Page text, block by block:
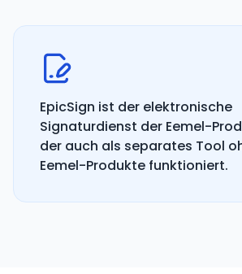
EpicSign ist der elektronische
Signaturdienst der Eemel-
der auch als separates Tool
Eemel-Produkte funktioniert.